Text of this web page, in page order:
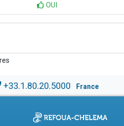
OUI
+33.1.80.20.5000 France